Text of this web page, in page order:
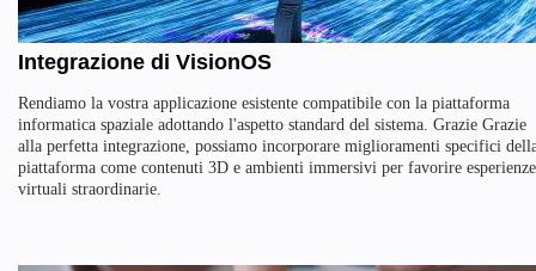
Integrazione di VisionOS
Rendiamo la vostra applicazione esistente compatibile con la piattaforma
informatica spaziale adottando l'aspetto standard del sistema. Grazie Grazie
alla perfetta integrazione, possiamo incorporare miglioramenti specifici
piattaforma come contenuti 3D e ambienti immersivi per favorire esperienze
virtuali straordinarie.